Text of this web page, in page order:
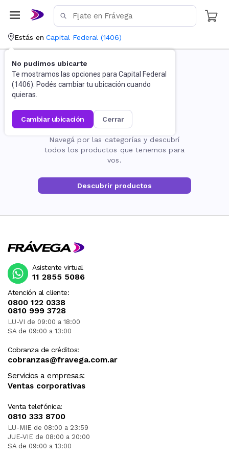
Estás en Capital Federal (1406)
No pudimos ubicarte
Te mostramos las opciones para Capital Federal
(1406). Podés cambiar tu ubicación cuando
quieras.
cambiar ubicación cerrar
La página no existe
Navegá por las categorías y descubrí
todos los productos que tenemos para
vos.
Descubrir productos
Atención al cliente:
0800 122 0338
0810 999 3728
LU-VI de 09:00 a 18:00
SA de 09:00 a 13:00
Cobranza de créditos:
cobranzas@fravega.com.ar
Servicios a empresas:
Ventas corporativas
Venta telefónica:
0810 333 8700
LU-MIE de 08:00 a 23:59
JUE-VIE de 08:00 a 20:00
SA de 09:00 a 13:00
Asistente virtual
11 2855 5086